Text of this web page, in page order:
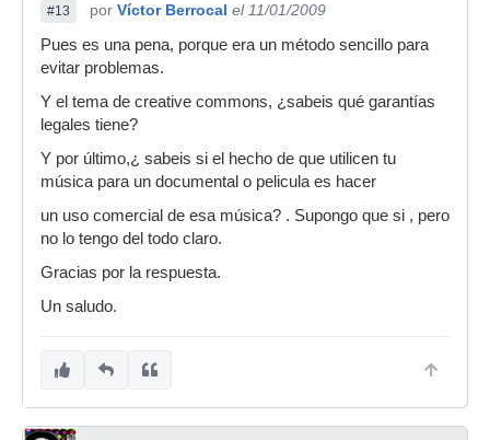
#13 por Víctor Berrocal el 11/01/2009
Pues es una pena, porque era un método sencillo para
evitar problemas.
Y el tema de creative commons, ¿sabeis qué garantías
legales tiene?
Y por último,¿ sabeis si el hecho de que utilicen tu
música para un documental o pelicula es hacer
un uso comercial de esa música? . Supongo que si , pero
no lo tengo del todo claro.
Gracias por la respuesta.
Un saludo.